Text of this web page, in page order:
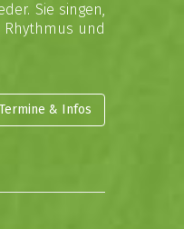
Sie singen,
und
Termine & Infos